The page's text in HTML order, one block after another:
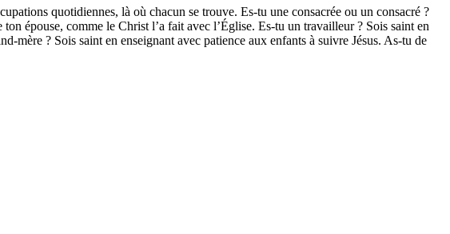
quotidiennes, là où chacun se trouve. Es-tu une consacrée ou un consacré ?
épouse, comme le Christ l’a fait avec l’Église. Es-tu un travailleur ? Sois saint en
mère ? Sois saint en enseignant avec patience aux enfants à suivre Jésus. As-tu de